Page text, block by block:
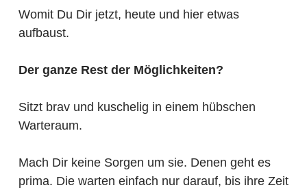
Womit Du Dir jetzt, heute und hier etwas
aufbaust.
Der ganze Rest der Möglichkeiten?
Sitzt brav und kuschelig in einem hübschen
Warteraum.
Mach Dir keine Sorgen um sie. Denen geht es
prima. Die warten einfach nur darauf, bis ihre Zeit